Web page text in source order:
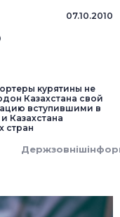
07.10.2010
курятины не
Казахстана свой
вступившими в
Казахстана
стран